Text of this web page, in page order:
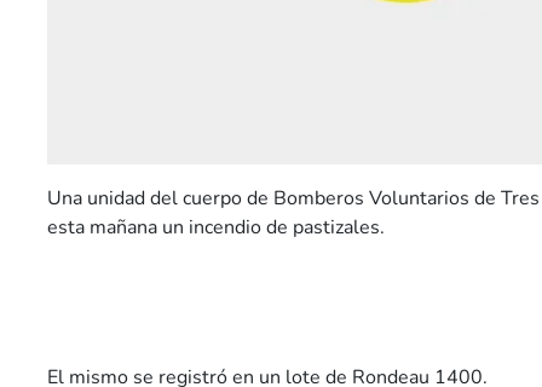
Una unidad del cuerpo de Bomberos Voluntarios de
esta mañana un incendio de pastizales.
El mismo se registró en un lote de Rondeau 1400.